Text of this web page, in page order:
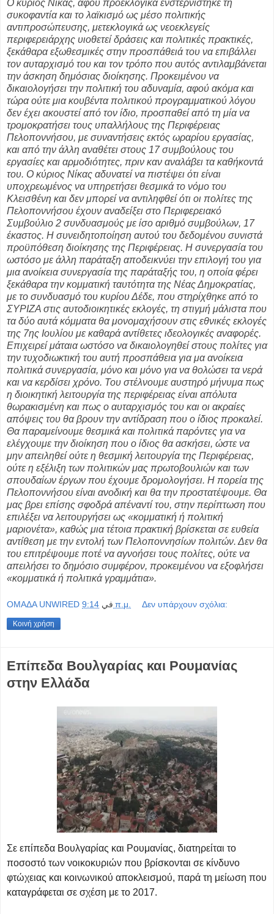
Ο κύριος Νίκας, αφού προεκλογικά ενστερνίστηκε τη
συκοφαντία και το λαϊκισμό ως μέσο πολιτικής
αντιπροσώπευσης, μετεκλογικά ως νεοεκλεγείς
περιφερειάρχης υιοθετεί δράσεις και πολιτικές πρακτικές,
ξεκάθαρα εξωθεσμικές στην προσπάθειά του να επιβάλλει
τον αυταρχισμό του και τον τρόπο που αυτός αντιλαμβάνεται
την άσκηση δημόσιας διοίκησης. Προκειμένου να
δικαιολογήσει την πολιτική του αδυναμία, αφού ακόμα και
τώρα ούτε μια κουβέντα πολιτικού προγραμματικού λόγου
δεν έχει ακουστεί από τον ίδιο, προσπαθεί από τη μία να
τρομοκρατήσει τους υπαλλήλους της Περιφέρειας
Πελοποννήσου, με συναντήσεις εκτός ωραρίου εργασίας,
και από την άλλη αναθέτει στους 17 συμβούλους του
εργασίες και αρμοδιότητες, πριν καν αναλάβει τα καθήκοντά
του. Ο κύριος Νίκας αδυνατεί να πιστέψει ότι είναι
υποχρεωμένος να υπηρετήσει θεσμικά το νόμο του
Κλεισθένη και δεν μπορεί να αντιληφθεί ότι οι πολίτες της
Πελοποννήσου έχουν αναδείξει στο Περιφερειακό
Συμβούλιο 2 συνδυασμούς με ίσο αριθμό συμβούλων, 17
έκαστος. Η συνειδητοποίηση αυτού του δεδομένου συνιστά
προϋπόθεση διοίκησης της Περιφέρειας. Η συνεργασία του
ωστόσο με άλλη παράταξη αποδεικνύει την επιλογή του για
μια ανοίκεια συνεργασία της παράταξής του, η οποία φέρει
ξεκάθαρα την κομματική ταυτότητα της Νέας Δημοκρατίας,
με το συνδυασμό του κυρίου Δέδε, που στηρίχθηκε από το
ΣΥΡΙΖΑ στις αυτοδιοικητικές εκλογές, τη στιγμή μάλιστα που
τα δύο αυτά κόμματα θα μονομαχήσουν στις εθνικές εκλογές
της 7ης Ιουλίου με καθαρά αντίθετες ιδεολογικές αναφορές.
Επιχειρεί μάταια ωστόσο να δικαιολογηθεί στους πολίτες για
την τυχοδιωκτική του αυτή προσπάθεια για μα ανοίκεια
πολιτικά συνεργασία, μόνο και μόνο για να θολώσει τα νερά
και να κερδίσει χρόνο. Του στέλνουμε αυστηρό μήνυμα πως
η διοικητική λειτουργία της περιφέρειας είναι απόλυτα
θωρακισμένη και πως ο αυταρχισμός του και οι ακραίες
απόψεις του θα βρουν την αντίδραση που ο ίδιος προκαλεί.
Θα παραμείνουμε θεσμικά και πολιτικά παρόντες για να
ελέγχουμε την διοίκηση που ο ίδιος θα ασκήσει, ώστε να
μην απειληθεί ούτε η θεσμική λειτουργία της Περιφέρειας,
ούτε η εξέλιξη των πολιτικών μας πρωτοβουλιών και των
σπουδαίων έργων που έχουμε δρομολογήσει. Η πορεία της
Πελοποννήσου είναι ανοδική και θα την προστατέψουμε. Θα
μας βρει επίσης σφοδρά απέναντί του, στην περίπτωση που
επιλέξει να λειτουργήσει ως «κομματική ή πολιτική
μαριονέτα», καθώς μια τέτοια πρακτική βρίσκεται σε ευθεία
αντίθεση με την εντολή των Πελοποννησίων πολιτών. Δεν θα
του επιτρέψουμε ποτέ να αγνοήσει τους πολίτες, ούτε να
απειλήσει το δημόσιο συμφέρον, προκειμένου να εξοφλήσει
«κομματικά ή πολιτικά γραμμάτια».
OMAΔΑ UNWIRED في 9:14 π.μ. Δεν υπάρχουν σχόλια:
Κοινή χρήση
Επίπεδα Βουλγαρίας και Ρουμανίας
στην Ελλάδα
Σε επίπεδα Βουλγαρίας και Ρουμανίας, διατηρείται το
ποσοστό των νοικοκυριών που βρίσκονται σε κίνδυνο
φτώχειας και κοινωνικού αποκλεισμού, παρά τη μείωση που
καταγράφεται σε σχέση με το 2017.